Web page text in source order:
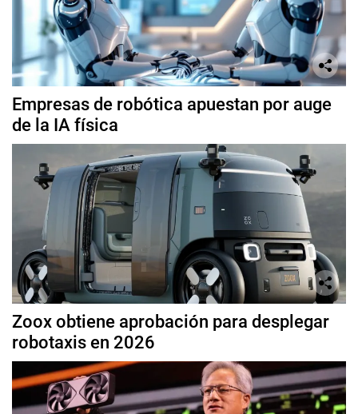
Empresas de robótica apuestan por auge
de la IA física
Zoox obtiene aprobación para desplegar
robotaxis en 2026